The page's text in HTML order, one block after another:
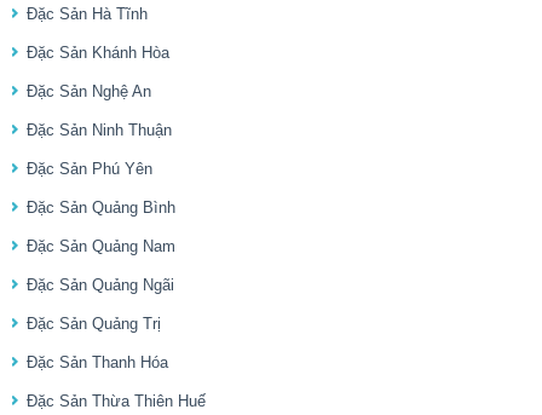
Đặc Sản Hà Tĩnh
Đặc Sản Khánh Hòa
Đặc Sản Nghệ An
Đặc Sản Ninh Thuận
Đặc Sản Phú Yên
Đặc Sản Quảng Bình
Đặc Sản Quảng Nam
Đặc Sản Quảng Ngãi
Đặc Sản Quảng Trị
Đặc Sản Thanh Hóa
Đặc Sản Thừa Thiên Huế